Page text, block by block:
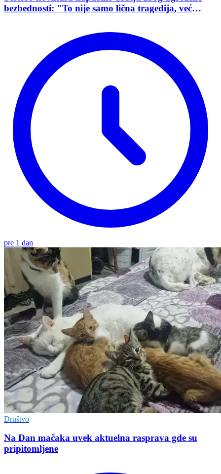
bezbednosti: "To nije samo lična tragedija, već
pre 1 dan
Društvo
Na Dan mačaka uvek aktuelna rasprava gde su
pripitomljene